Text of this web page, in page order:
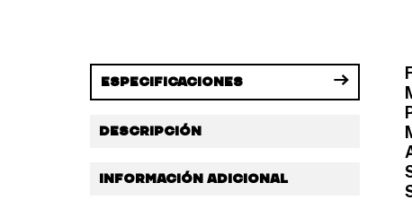
Especificaciones
Descripción
Información adicional